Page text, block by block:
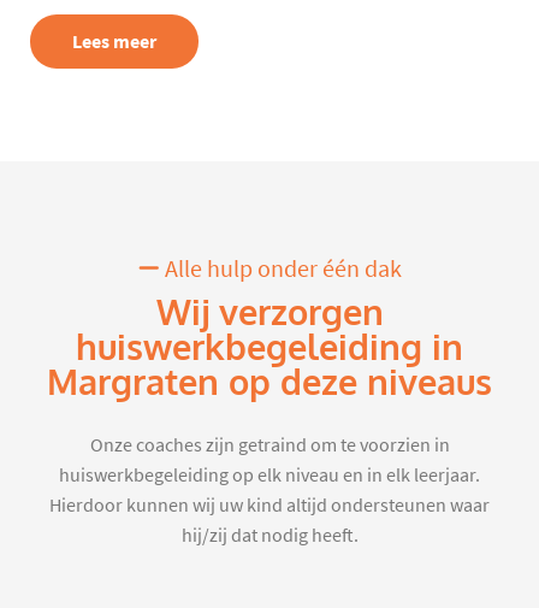
Lees meer
Alle hulp onder één dak
Wij verzorgen
huiswerkbegeleiding in
Margraten op deze niveaus
Onze coaches zijn getraind om te voorzien in
huiswerkbegeleiding op elk niveau en in elk leerjaar.
Hierdoor kunnen wij uw kind altijd ondersteunen waar
hij/zij dat nodig heeft.